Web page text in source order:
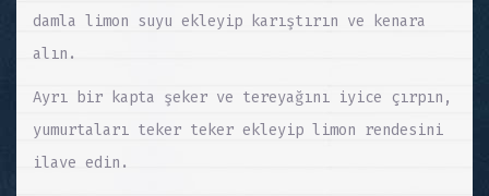
damla limon suyu ekleyip karıştırın ve kenara
alın.
Ayrı bir kapta şeker ve tereyağını iyice çırpın,
yumurtaları teker teker ekleyip limon rendesini
ilave edin.